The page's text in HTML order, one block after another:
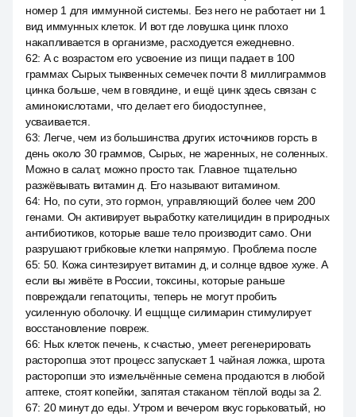
номер 1 для иммунной системы. Без него не работает ни 1
вид иммунных клеток. И вот где ловушка цинк плохо
накапливается в организме, расходуется ежедневно.
62: А с возрастом его усвоение из пищи падает в 100
граммах Сырых тыквенных семечек почти 8 миллиграммов
цинка больше, чем в говядине, и ещё цинк здесь связан с
аминокислотами, что делает его биодоступнее,
усваивается.
63: Легче, чем из большинства других источников горсть в
день около 30 граммов, Сырых, не жаренных, не соленных.
Можно в салат, можно просто так. Главное тщательно
разжёвывать витамин д. Его называют витамином.
64: Но, по сути, это гормон, управляющий более чем 200
генами. Он активирует выработку кателицидин в природных
антибиотиков, которые ваше тело производит само. Они
разрушают грибковые клетки напрямую. Проблема после
65: 50. Кожа синтезирует витамин д, и солнце вдвое хуже. А
если вы живёте в России, токсины, которые раньше
повреждали гепатоциты, теперь не могут пробить
усиленную оболочку. И ещщще силимарин стимулирует
восстановление повреж.
66: Ных клеток печень, к счастью, умеет регенерировать
расторопша этот процесс запускает 1 чайная ложка, шрота
расторопши это измельчённые семена продаются в любой
аптеке, стоят копейки, запятая стаканом тёплой воды за 2.
67: 20 минут до еды. Утром и вечером вкус горьковатый, но